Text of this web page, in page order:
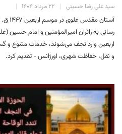
سید علی رضا حسینی ۲۲ مرداد ۱۴۰۴
رسانی به زائران امیرالمؤمنین و امام حسین
اربعین وارد نجف می‌شوند، خدمات متنوع و
و نقل، حفاظت شهری، اورژانس - تقدیم کرد.